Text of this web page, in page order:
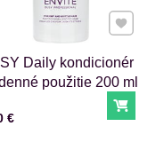
Daily kondicionér
použitie 200 ml
s DPH
€ Do
Pridať